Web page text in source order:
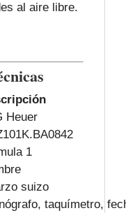
al aire libre.
Heuer
1
suizo
taquímetro,